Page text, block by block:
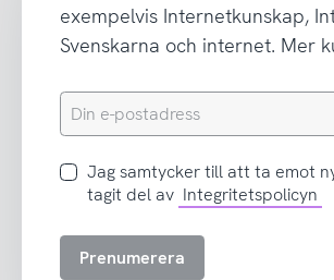
exempelvis Internetkunskap,
Svenskarna och internet. Mer
Din
e-
Jag
samtycker
att
Jag samtycker till att ta emot
tagit del av Integritetspolicyn
Prenumerera